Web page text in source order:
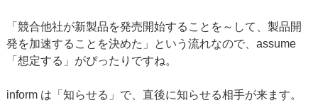
「競合他社が新製品を発売開始することを～して、製品開
発を加速することを決めた」という流れなので、assume
「想定する」がぴったりですね。
inform は「知らせる」で、直後に知らせる相手が来ます。